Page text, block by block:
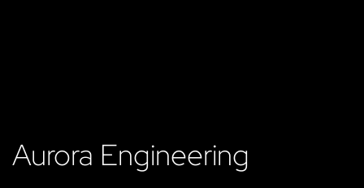
Aurora Engineering